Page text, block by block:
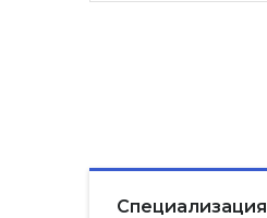
Специализация